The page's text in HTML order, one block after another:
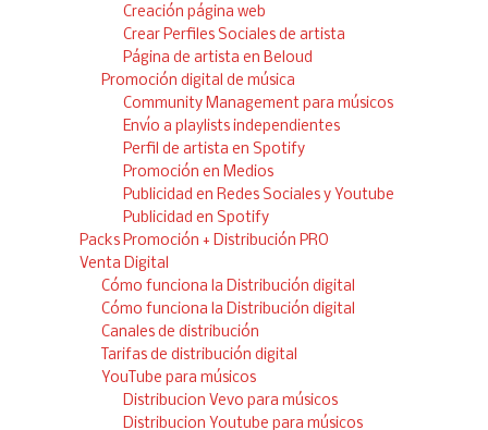
Creación página web
Crear Perfiles Sociales de artista
Página de artista en Beloud
Promoción digital de música
Community Management para músicos
Envío a playlists independientes
Perfil de artista en Spotify
Promoción en Medios
Publicidad en Redes Sociales y Youtube
Publicidad en Spotify
Packs Promoción + Distribución PRO
Venta Digital
Cómo funciona la Distribución digital
Cómo funciona la Distribución digital
Canales de distribución
Tarifas de distribución digital
YouTube para músicos
Distribucion Vevo para músicos
Distribucion Youtube para músicos